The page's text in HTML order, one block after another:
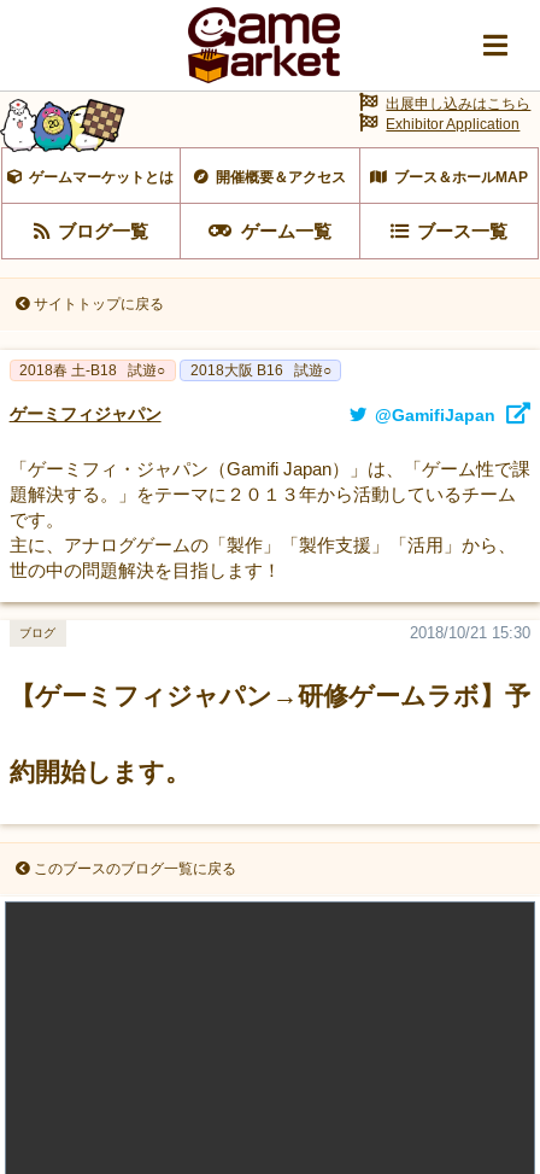
ゲームマーケットとは 開催概要＆アクセス ブース＆ホールMAP
ブログ一覧 ゲーム一覧 ブース一覧
出展申し込みはこちら
Exhibitor Application
サイトトップに戻る
2018春 土-B18 試遊○ 2018大阪 B16 試遊○
ゲーミフィジャパン @GamifiJapan
「ゲーミフィ・ジャパン（Gamifi Japan）」は、「ゲーム性で課
題解決する。」をテーマに２０１３年から活動しているチーム
です。
主に、アナログゲームの「製作」「製作支援」「活用」から、
世の中の問題解決を目指します！
【ゲーミフィジャパン→研修ゲームラボ】予
約開始します。
2018/10/21 15:30
ブログ
このブースのブログ一覧に戻る